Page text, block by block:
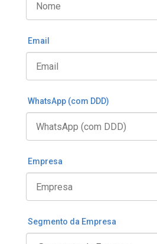
Email
WhatsApp (com DDD)
Empresa
Segmento da Empresa